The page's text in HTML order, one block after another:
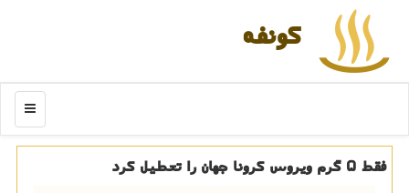
كونفه
منو
فقط ۵ گرم ویروس كرونا جهان را تعطیل كرد